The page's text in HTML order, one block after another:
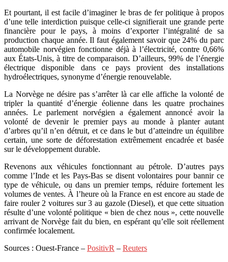
Et pourtant, il est facile d’imaginer le bras de fer politique à propos
d’une telle interdiction puisque celle-ci signifierait une grande perte
financière pour le pays, à moins d’exporter l’intégralité de sa
production chaque année. Il faut également savoir que 24% du parc
automobile norvégien fonctionne déjà à l’électricité, contre 0,66%
aux États-Unis, à titre de comparaison. D’ailleurs, 99% de l’énergie
électrique disponible dans ce pays provient des installations
hydroélectriques, synonyme d’énergie renouvelable.
La Norvège ne désire pas s’arrêter là car elle affiche la volonté de
tripler la quantité d’énergie éolienne dans les quatre prochaines
années. Le parlement norvégien a également annoncé avoir la
volonté de devenir le premier pays au monde à planter autant
d’arbres qu’il n’en détruit, et ce dans le but d’atteindre un équilibre
certain, une sorte de déforestation extrêmement encadrée et basée
sur le développement durable.
Revenons aux véhicules fonctionnant au pétrole. D’autres pays
comme l’Inde et les Pays-Bas se disent volontaires pour bannir ce
type de véhicule, ou dans un premier temps, réduire fortement les
volumes de ventes. À l’heure où la France en est encore au stade de
faire rouler 2 voitures sur 3 au gazole (Diesel), et que cette situation
résulte d’une volonté politique « bien de chez nous », cette nouvelle
arrivant de Norvège fait du bien, en espérant qu’elle soit réellement
confirmée localement.
Sources : Ouest-France – PositivR – Reuters